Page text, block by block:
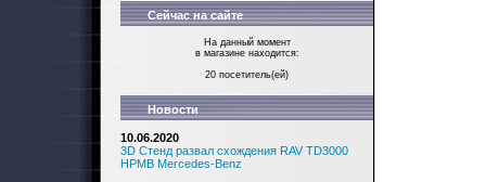
Сейчас на сайте
На данный момент
в магазине находится:
20 посетитель(ей)
Новости
10.06.2020
3D Стенд развал схождения RAV TD3000
HPMB Mercedes-Benz